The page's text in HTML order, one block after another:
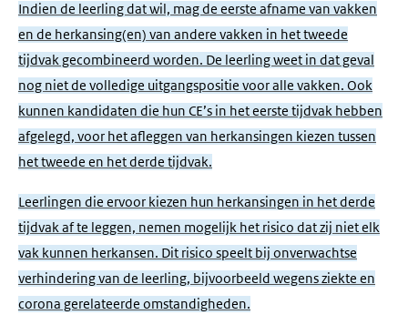
Indien de leerling dat wil, mag de eerste afname van vakken
en de herkansing(en) van andere vakken in het tweede
tijdvak gecombineerd worden. De leerling weet in dat geval
nog niet de volledige uitgangspositie voor alle vakken. Ook
kunnen kandidaten die hun CE’s in het eerste tijdvak hebben
afgelegd, voor het afleggen van herkansingen kiezen tussen
het tweede en het derde tijdvak.
Leerlingen die ervoor kiezen hun herkansingen in het derde
tijdvak af te leggen, nemen mogelijk het risico dat zij niet elk
vak kunnen herkansen. Dit risico speelt bij onverwachtse
verhindering van de leerling, bijvoorbeeld wegens ziekte en
corona gerelateerde omstandigheden.